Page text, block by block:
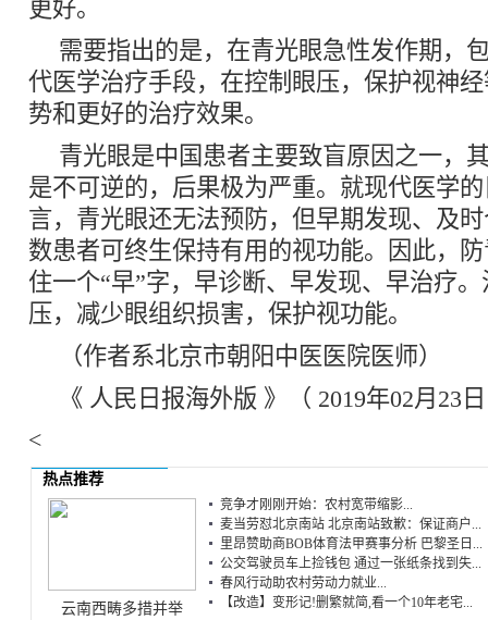
更好。
需要指出的是，在青光眼急性发作期，
代医学治疗手段，在控制眼压，保护视神
势和更好的治疗效果。
青光眼是中国患者主要致盲原因之一，
是不可逆的，后果极为严重。就现代医学
言，青光眼还无法预防，但早期发现、及
数患者可终生保持有用的视功能。因此，
住一个“早”字，早诊断、早发现、早治疗
压，减少眼组织损害，保护视功能。
（作者系北京市朝阳中医医院医师）
《 人民日报海外版 》（ 2019年02月23
<
热点推荐
云南西畴多措并举
竞争才刚刚开始：农村宽带缩影...
麦当劳怼北京南站 北京南站致歉：保证商户...
里昂赞助商BOB体育法甲赛事分析 巴黎圣日...
公交驾驶员车上捡钱包 通过一张纸条找到失...
春风行动助农村劳动力就业...
【改造】变形记!删繁就简,看一个10年老宅...